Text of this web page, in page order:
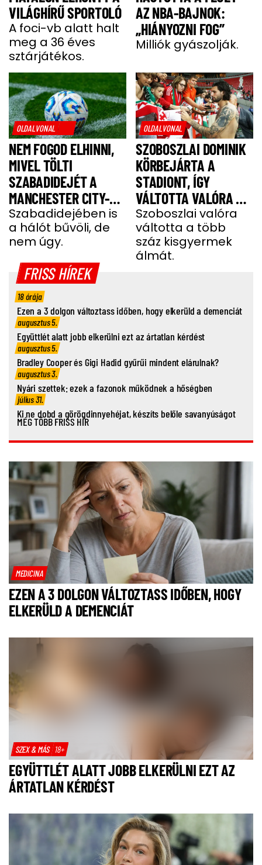
VILÁGHÍRŰ SPORTOLÓ
A foci-vb alatt halt
meg a 36 éves
sztárjátékos.
AZ NBA-BAJNOK:
„HIÁNYOZNI FOG”
Milliók gyászolják.
OLDALVONAL
NEM FOGOD ELHINNI,
MIVEL TÖLTI
SZABADIDEJÉT A
MANCHESTER CITY-
SZTÁRJA
Szabadidejében is
a hálót bűvöli, de
nem úgy.
OLDALVONAL
SZOBOSZLAI DOMINIK
KÖRBEJÁRTA A
STADIONT, ÍGY
VÁLTOTTA VALÓRA A
GYEREKEK ÁLMÁT
Szoboszlai valóra
váltotta a több
száz kisgyermek
álmát.
FRISS HÍREK
18 órája
Ezen a 3 dolgon változtass időben, hogy elkerüld a demenciát
augusztus 5.
Együttlét alatt jobb elkerülni ezt az ártatlan kérdést
augusztus 5.
Bradley Cooper és Gigi Hadid gyűrűi mindent elárulnak?
augusztus 3.
Nyári szettek: ezek a fazonok működnek a hőségben
július 31.
Ki ne dobd a görögdinnyehéjat, készíts belőle savanyúságot
MÉG TÖBB FRISS HÍR
MEDICINA
EZEN A 3 DOLGON VÁLTOZTASS IDŐBEN, HOGY
ELKERÜLD A DEMENCIÁT
SZEX & MÁS 18+
EGYÜTTLÉT ALATT JOBB ELKERÜLNI EZT AZ
ÁRTATLAN KÉRDÉST